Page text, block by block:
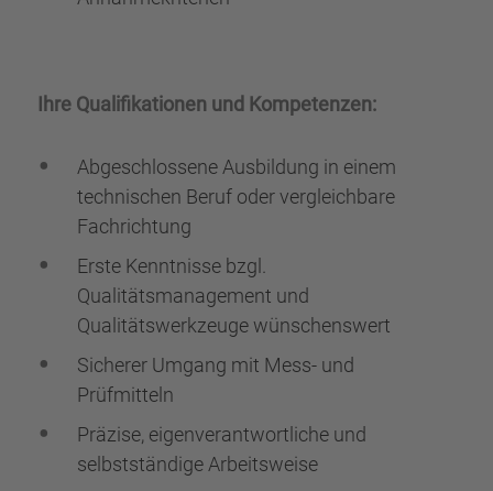
Ihre Qualifikationen und Kompetenzen:
Abgeschlossene Ausbildung in einem
technischen Beruf oder vergleichbare
Fachrichtung
Erste Kenntnisse bzgl.
Qualitätsmanagement und
Qualitätswerkzeuge wünschenswert
Sicherer Umgang mit Mess- und
Prüfmitteln
Präzise, eigenverantwortliche und
selbstständige Arbeitsweise